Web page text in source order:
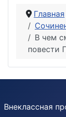
Главная
В чем
повести
Внеклассная